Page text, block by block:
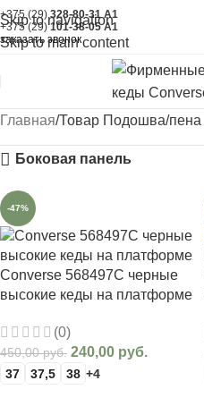
Skip to navigation
Skip to main content
+375 (29)328-80-31A1
+375 (29)101-38-05A1
заказать звонок
Главная Товар Подошва пена
Боковая панель
-47%
Converse 568497C черные
высокие кеды на платформе
(0)
450,00руб. 240,00 руб.
37 37,5 38 +4